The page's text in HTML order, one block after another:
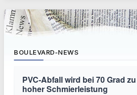
BOULEVARD-NEWS
PVC-Abfall wird bei 70 Grad
hoher Schmierleistung